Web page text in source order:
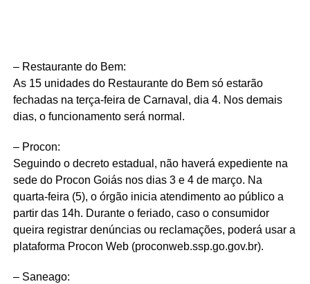
– Restaurante do Bem:
As 15 unidades do Restaurante do Bem só estarão
fechadas na terça-feira de Carnaval, dia 4. Nos demais
dias, o funcionamento será normal.
– Procon:
Seguindo o decreto estadual, não haverá expediente na
sede do Procon Goiás nos dias 3 e 4 de março. Na
quarta-feira (5), o órgão inicia atendimento ao público a
partir das 14h. Durante o feriado, caso o consumidor
queira registrar denúncias ou reclamações, poderá usar a
plataforma Procon Web (proconweb.ssp.go.gov.br).
– Saneago: